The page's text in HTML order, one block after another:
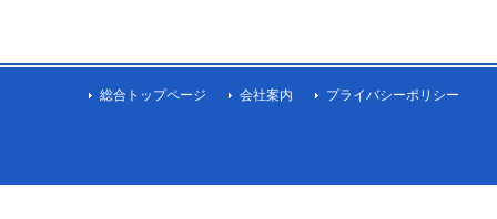
総合トップページ 会社案内 プライバシーポリシー